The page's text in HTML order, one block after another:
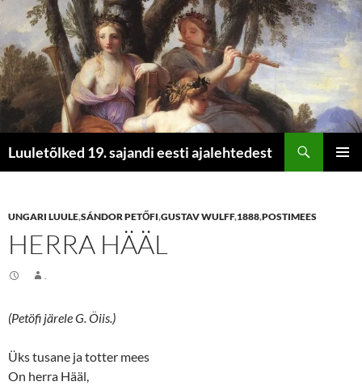
Luuletõlked 19. sajandi eesti ajalehtedest
UNGARI LUULE,SÁNDOR PETŐFI,GUSTAV WULFF,1888,POSTIMEES
HERRA HÄÄL
(Petöfi järele G. Öiis.)
Üks tusane ja totter mees
On herra Hääl,